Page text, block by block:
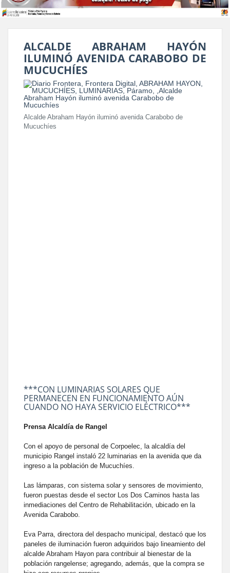
ALCALDE ABRAHAM HAYÓN
ILUMINÓ AVENIDA CARABOBO DE
MUCUCHÍES
Alcalde Abraham Hayón iluminó avenida Carabobo de
Mucuchíes
***CON LUMINARIAS SOLARES QUE
PERMANECEN EN FUNCIONAMIENTO AÚN
CUANDO NO HAYA SERVICIO ELÉCTRICO***
Prensa Alcaldía de Rangel
Con el apoyo de personal de Corpoelec, la alcaldía del
municipio Rangel instaló 22 luminarias en la avenida que da
ingreso a la población de Mucuchíes.
Las lámparas, con sistema solar y sensores de movimiento,
fueron puestas desde el sector Los Dos Caminos hasta las
inmediaciones del Centro de Rehabilitación, ubicado en la
Avenida Carabobo.
Eva Parra, directora del despacho municipal, destacó que los
paneles de iluminación fueron adquiridos bajo lineamiento del
alcalde Abraham Hayon para contribuir al bienestar de la
población rangelense; agregando, además, que la compra se